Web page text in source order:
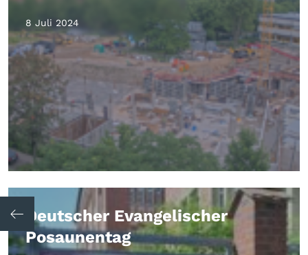
8 Juli 2024
Deutscher Evangelischer
Posaunentag